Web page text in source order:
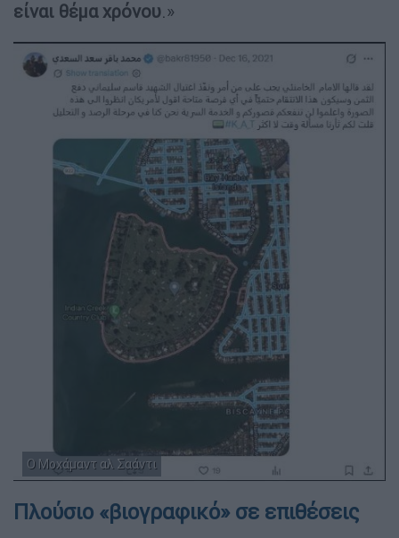
είναι θέμα χρόνου.»
Ο Μοχάμαντ αλ Σαάντι
Πλούσιο «βιογραφικό» σε επιθέσεις